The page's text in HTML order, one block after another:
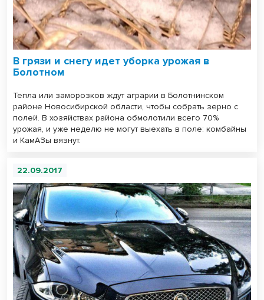
В грязи и снегу идет уборка урожая в
Болотном
Тепла или заморозков ждут аграрии в Болотнинском
районе Новосибирской области, чтобы собрать зерно с
полей. В хозяйствах района обмолотили всего 70%
урожая, и уже неделю не могут выехать в поле: комбайны
и КамАЗы вязнут.
22.09.2017